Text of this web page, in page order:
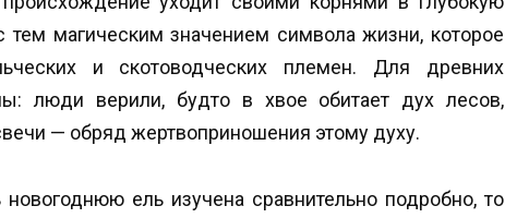
магическим значением символа жизни, которое
и скотоводческих племен. Для древних
люди верили, будто в хвое обитает дух лесов,
— обряд жертвоприношения этому духу.
ель изучена сравнительно подробно, то